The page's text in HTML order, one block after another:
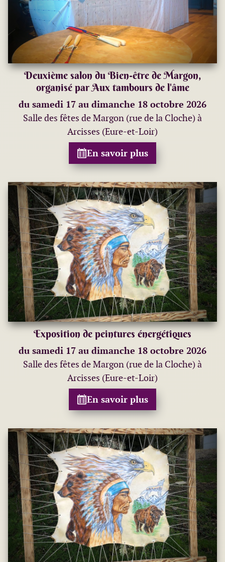
Deuxième salon du Bien-être de Margon,
organisé par Aux tambours de l'âme
du samedi 17 au dimanche 18 octobre 2026
Salle des fêtes de Margon (rue de la Cloche) à
Arcisses (Eure-et-Loir)
En savoir plus
Exposition de peintures énergétiques
du samedi 17 au dimanche 18 octobre 2026
Salle des fêtes de Margon (rue de la Cloche) à
Arcisses (Eure-et-Loir)
En savoir plus